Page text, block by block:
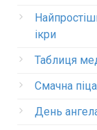
ікри
Таблиця
Смачна
День